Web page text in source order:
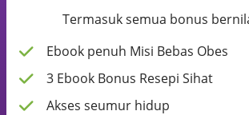
Termasuk semua bonus
Ebook penuh Misi Bebas Obes
3 Ebook Bonus Resepi Sihat
Akses seumur hidup